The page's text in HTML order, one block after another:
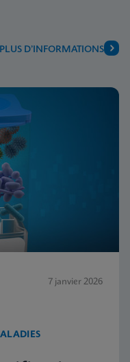
PLUS D’INFORMATIONS
7 janvier 2026